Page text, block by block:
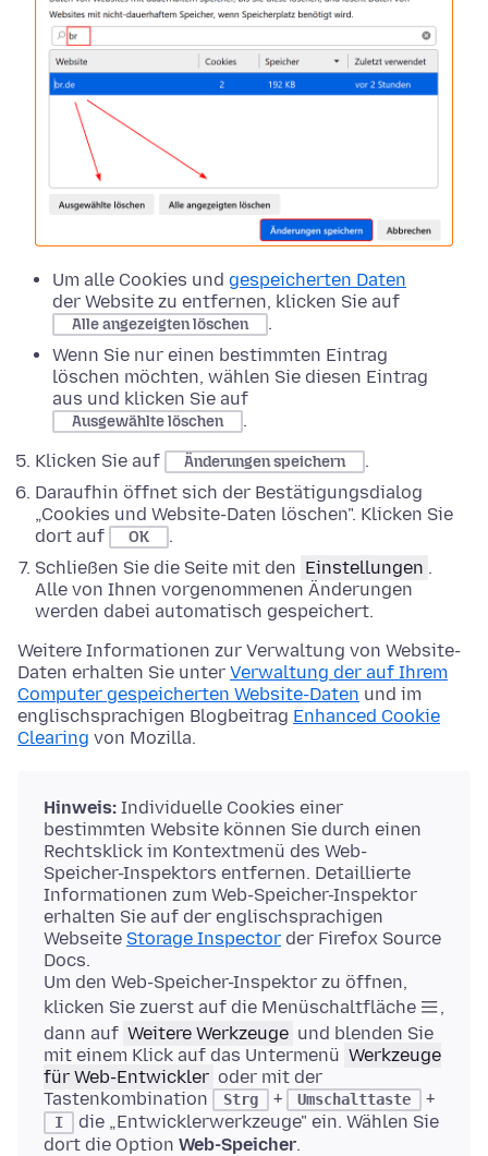
Um alle Cookies und gespeicherten Daten
der Website zu entfernen, klicken Sie auf
Alle angezeigten löschen
.
Wenn Sie nur einen bestimmten Eintrag
löschen möchten, wählen Sie diesen Eintrag
aus und klicken Sie auf
Ausgewählte löschen
.
Klicken Sie auf
Änderungen speichern
.
Daraufhin öffnet sich der Bestätigungsdialog
„Cookies und Website-Daten löschen". Klicken Sie
dort auf
OK
.
Schließen Sie die Seite mit den Einstellungen .
Alle von Ihnen vorgenommenen Änderungen
werden dabei automatisch gespeichert.
Weitere Informationen zur Verwaltung von Website-
Daten erhalten Sie unter Verwaltung der auf Ihrem
Computer gespeicherten Website-Daten und im
englischsprachigen Blogbeitrag Enhanced Cookie
Clearing von Mozilla.
Hinweis: Individuelle Cookies einer
bestimmten Website können Sie durch einen
Rechtsklick im Kontextmenü des Web-
Speicher-Inspektors entfernen. Detaillierte
Informationen zum Web-Speicher-Inspektor
erhalten Sie auf der englischsprachigen
Webseite Storage Inspector der Firefox Source
Docs.
Um den Web-Speicher-Inspektor zu öffnen,
klicken Sie zuerst auf die Menüschaltfläche
,
dann auf Weitere Werkzeuge und blenden Sie
mit einem Klick auf das Untermenü Werkzeuge
für Web-Entwickler oder mit der
Tastenkombination
Strg + Umschalttaste +
I
die „Entwicklerwerkzeuge" ein. Wählen Sie
dort die Option Web-Speicher.